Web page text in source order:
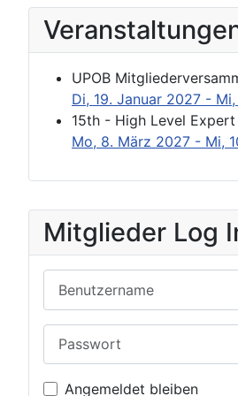
Mitglieder Log
Angemeldet bleiben
UPOB
Di, 19. Januar 2027 -
15th - High Level Expert
Mo, 8. März 2027 - Mi,